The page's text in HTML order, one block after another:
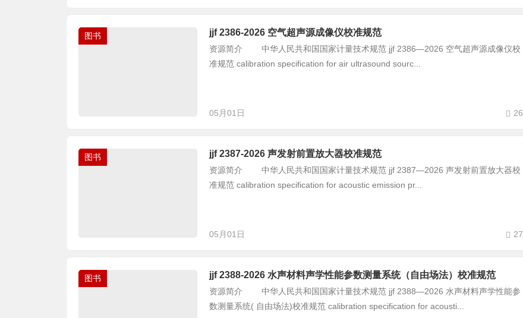
图书 jjf 2386-2026 空气超声源成像仪校准规范
资源简介 中华人民共和国国家计量技术规范 jjf 2386—2026 空气超声源成像仪校
准规范 calibration specification for air ultrasound sourc...
05月01日 26
图书 jjf 2387-2026 声发射前置放大器校准规范
资源简介 中华人民共和国国家计量技术规范 jjf 2387—2026 声发射前置放大器校
准规范 calibration specification for acoustic emission pr...
05月01日 27
图书 jjf 2388-2026 水声材料声学性能参数测量系统（自由场法）校准规范
资源简介 中华人民共和国国家计量技术规范 jjf 2388—2026 水声材料声学性能参
数测量系统( 自由场法)校准规范 calibration specification for acousti...